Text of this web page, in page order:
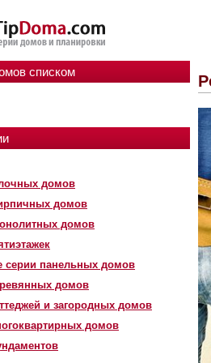
списком
домов
домов
домов
серии панельных домов
домов
и загородных домов
домов